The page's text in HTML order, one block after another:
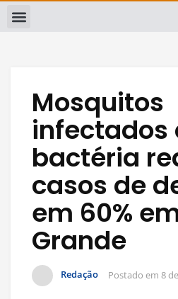
Mosquitos
infectados
bactéria
casos de
em 60%
Grande
Redação Postado em 8